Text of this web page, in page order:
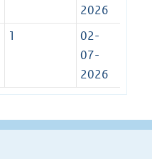
2026
1
02-
07-
2026